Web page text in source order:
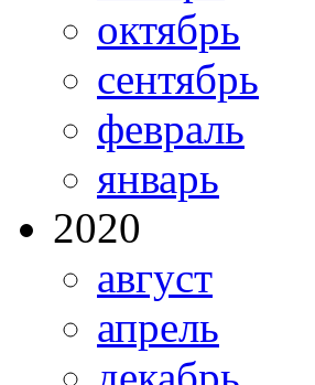
октябрь
сентябрь
февраль
январь
2020
август
апрель